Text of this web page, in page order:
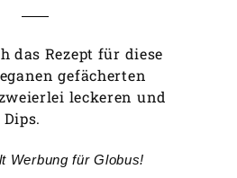
das Rezept für diese
gefächerten
leckeren und
Werbung für Globus!